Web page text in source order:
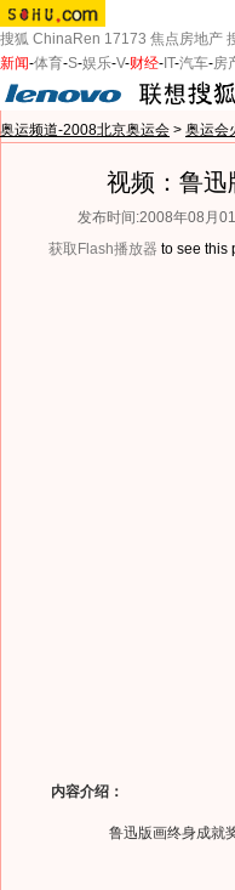
搜狐 ChinaRen 17173 焦点房地产
新闻-体育-S-娱乐-V-财经- IT-汽车-房
奥运频道-2008北京奥运会 > 奥运会
视频：鲁迅
发布时间:2008年08月
获取Flash播放器 to see this
内容介绍：
鲁迅版画终身成就奖